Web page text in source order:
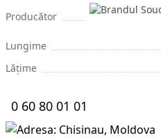
Producător
Lungime
Lățime
0 60 80 01 01